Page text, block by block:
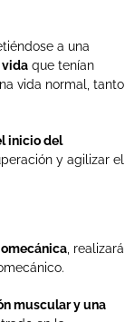
a una
vida que tenían
vida normal, tanto
inicio del
y agilizar el
, realizará
muscular y una